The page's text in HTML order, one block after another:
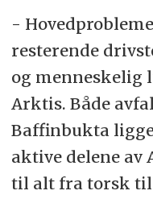
-
resterende
og menneskelig
Arktis. Både
Baffinbukta
aktive delene av
til alt fra torsk til